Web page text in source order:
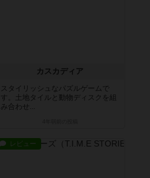
カスカディア
スタイリッシュなパズルゲームで
す。土地タイルと動物ディスクを組
み合わせ...
レビュー